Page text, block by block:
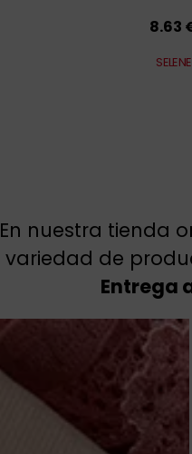
8.63
SELENE
En nuestra tienda
variedad de
Entrega